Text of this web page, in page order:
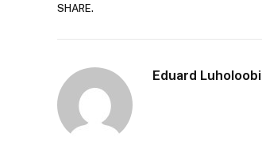
SHARE.
Eduard Luholoobi